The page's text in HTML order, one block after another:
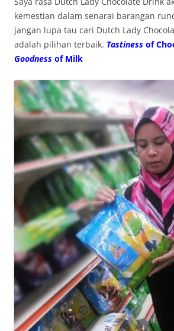
kemestian dalam senarai barangan
jangan lupa tau cari Dutch Lady
adalah pilihan terbaik. Tastiness of
Goodness of Milk